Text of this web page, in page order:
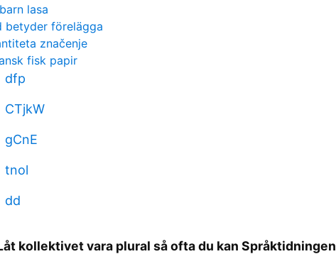
lasa
betyder förelägga
značenje
fisk papir
dfp
CTjkW
gCnE
tnol
dd
kollektivet vara plural så ofta du kan Språktidningen